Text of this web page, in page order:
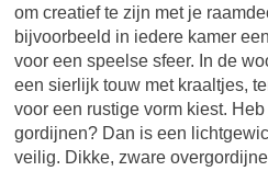
om creatief te zijn met je
bijvoorbeeld in iedere kamer
voor een speelse sfeer. In de
een sierlijk touw met kraaltjes,
voor een rustige vorm kiest.
gordijnen? Dan is een
veilig. Dikke, zware